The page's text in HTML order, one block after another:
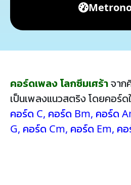
คอร์ดเพลง โลกซึมเศร้าจาก
เป็นเพลงแนวสตริง โดยคอร์
คอร์ด C, คอร์ด Bm, คอร์ด
G, คอร์ด Cm, คอร์ด Em, ค